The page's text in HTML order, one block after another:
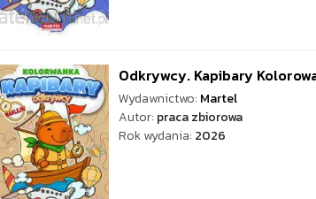
Odkrywcy. Kapibary
Wydawnictwo: Martel
Autor: praca zbiorowa
Rok wydania: 2026